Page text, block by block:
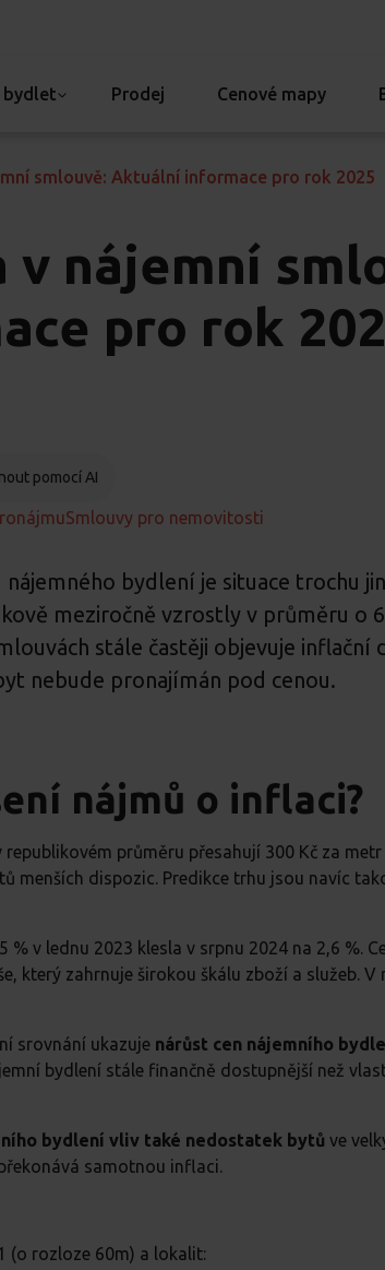
bydlet Prodej Cenové mapy
smlouvě: Aktuální informace pro rok 2025
nájemní
pro rok
pomocí AI
Smlouvy pro nemovitosti
bydlení je situace trochu
meziročně vzrostly v průměru o
stále častěji objevuje inflační
nebude pronajímán pod cenou.
nájmů o inflaci?
republikovém průměru přesahují 300 Kč za
menších dispozic. Predikce trhu jsou navíc
v lednu 2023 klesla v srpnu 2024 na 2,6 %.
který zahrnuje širokou škálu zboží a služeb. V
srovnání ukazuje nárůst cen nájemního
bydlení stále finančně dostupnější než
bydlení vliv také nedostatek bytů ve
samotnou inflaci.
(o rozloze 60m) a lokalit: